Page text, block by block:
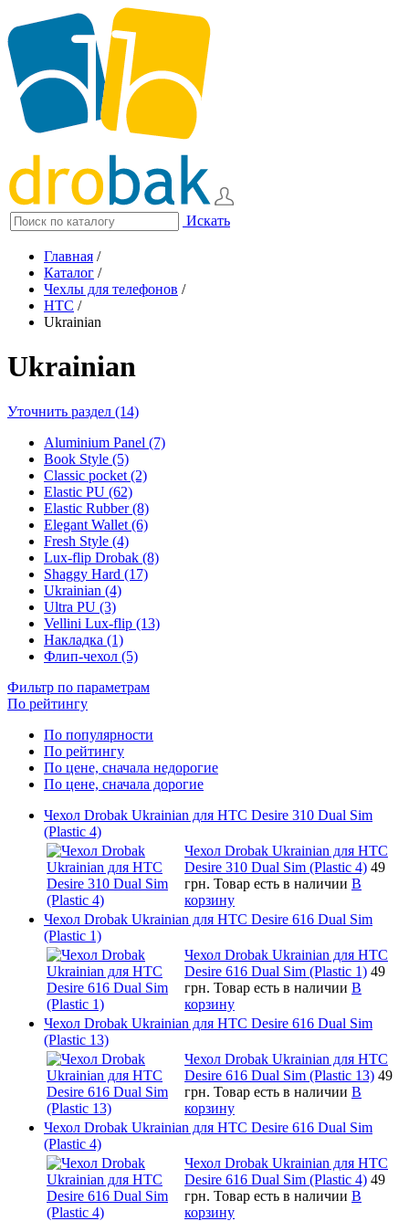
Искать
Главная /
Каталог /
Чехлы для телефонов /
HTC /
Ukrainian
Ukrainian
Уточнить раздел (14)
Aluminium Panel (7)
Book Style (5)
Classic pocket (2)
Elastic PU (62)
Elastic Rubber (8)
Elegant Wallet (6)
Fresh Style (4)
Lux-flip Drobak (8)
Shaggy Hard (17)
Ukrainian (4)
Ultra PU (3)
Vellini Lux-flip (13)
Накладка (1)
Флип-чехол (5)
Фильтр по параметрам
По рейтингу
По популярности
По рейтингу
По цене, сначала недорогие
По цене, сначала дорогие
Чехол Drobak Ukrainian для HTC Desire 310 Dual Sim
(Plastic 4)
Чехол Drobak Ukrainian для HTC
Desire 310 Dual Sim (Plastic 4) 49
грн. Товар есть в наличии В
корзину
Чехол Drobak Ukrainian для HTC Desire 616 Dual Sim
(Plastic 1)
Чехол Drobak Ukrainian для HTC
Desire 616 Dual Sim (Plastic 1) 49
грн. Товар есть в наличии В
корзину
Чехол Drobak Ukrainian для HTC Desire 616 Dual Sim
(Plastic 13)
Чехол Drobak Ukrainian для HTC
Desire 616 Dual Sim (Plastic 13) 49
грн. Товар есть в наличии В
корзину
Чехол Drobak Ukrainian для HTC Desire 616 Dual Sim
(Plastic 4)
Чехол Drobak Ukrainian для HTC
Desire 616 Dual Sim (Plastic 4) 49
грн. Товар есть в наличии В
корзину